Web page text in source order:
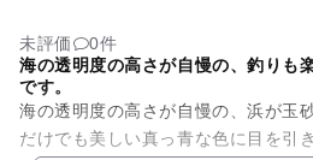
未評価
0件
海の透明度の高さが自慢の、釣りも
です。
海の透明度の高さが自慢の、浜が玉
だけでも美しい真っ青な色に目を引